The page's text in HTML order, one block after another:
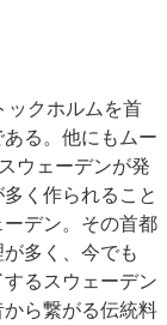
ックホルムを首
る。他にもムー
ウェーデンが発
く作られること
デン。その首都
多く、今でも
るスウェーデン
ら繋がる伝統料